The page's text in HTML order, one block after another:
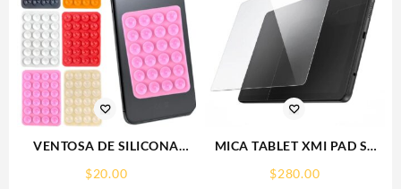
VENTOSA DE SILICONA
$20.00
MICA TABLET XMI PAD SE
PROTECTOR RHINOGLASS
$280.00